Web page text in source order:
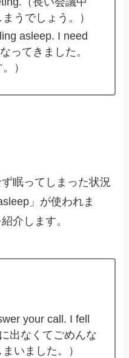
うでしょう。）
asleep. I need
ってきました。
）
眠ってしまった状況
」が使われま
介します。
your call. I fell
出なくてごめんな
いました。）